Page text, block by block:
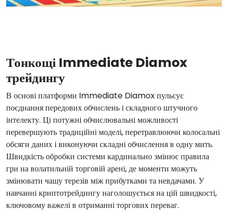
Тонкощі Immediate Diamox
трейдингу
В основі платформи Immediate Diamox пульсує
поєднання передових обчислень і складного штучного
інтелекту. Ці потужні обчислювальні можливості
перевершують традиційні моделі, перетравлюючи колосальні
обсяги даних і виконуючи складні обчислення в одну мить.
Швидкість обробки системи кардинально змінює правила
гри на волатильній торговій арені, де моменти можуть
змінювати чашу терезів між прибутками та невдачами. У
навчанні криптотрейдингу наголошується на цій швидкості,
ключовому важелі в отриманні торгових переваг.